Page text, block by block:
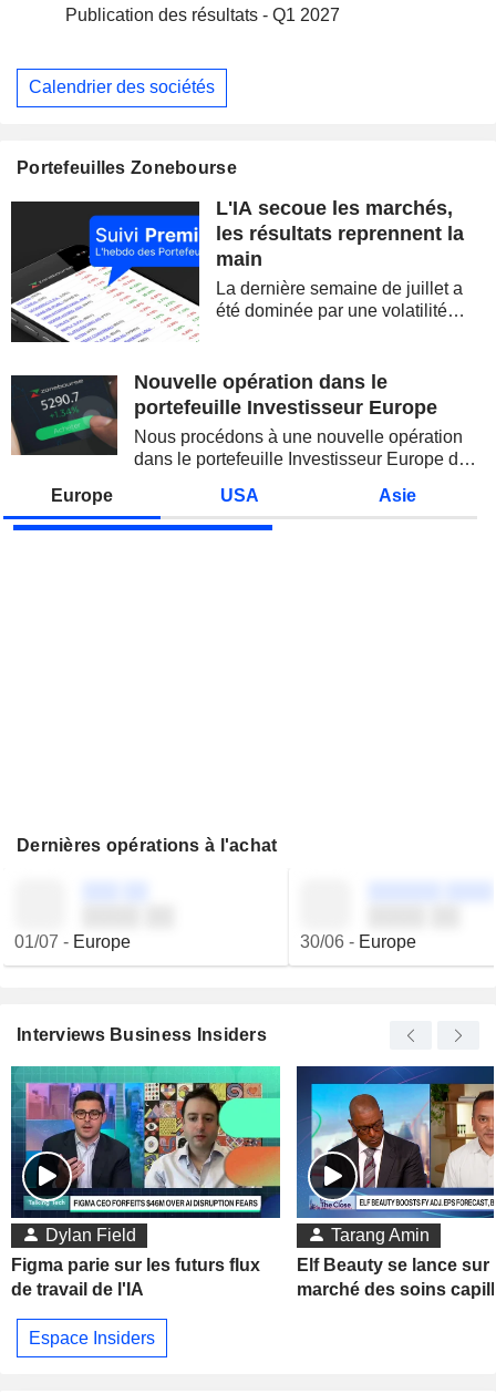
Publication des résultats - Q1 2027
Calendrier des sociétés
Portefeuilles Zonebourse
L'IA secoue les marchés,
les résultats reprennent la
main
La dernière semaine de juillet a
été dominée par une volatilité
semi-conducteurs. Les
inquiétudes sur la soutenabilité
Nouvelle opération dans le
portefeuille Investisseur Europe
Nous procédons à une nouvelle opération
dans le portefeuille Investisseur Europe de
Europe USA Asie
Dernières opérations à l'achat
01/07 - Europe 30/06- Europe
Interviews Business Insiders
Dylan Field
Figma parie sur les futurs flux
de travail de l'IA
Tarang Amin
Elf Beauty se lance sur
marché des soins
Espace Insiders